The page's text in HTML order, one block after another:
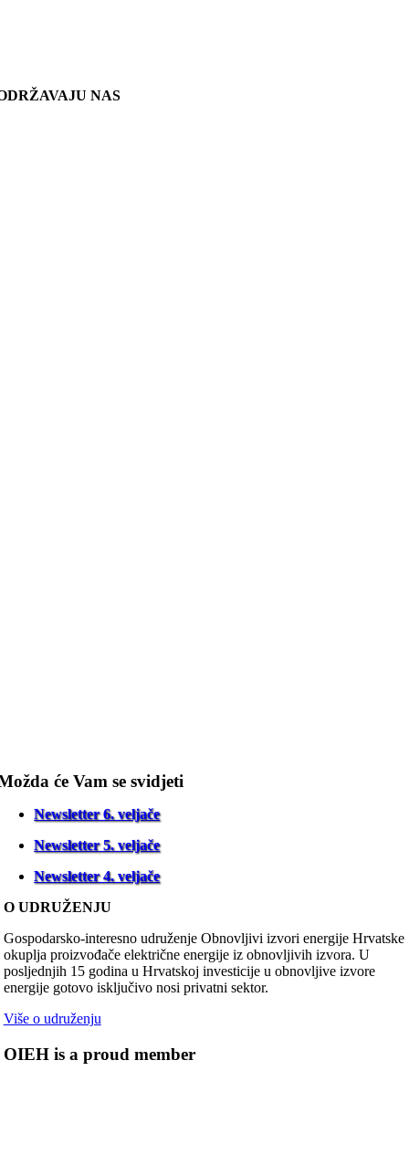
NAS
će Vam se svidjeti
Newsletter 6. veljače
Newsletter 5. veljače
Newsletter 4. veljače
O UDRUŽENJU
Gospodarsko-interesno udruženje Obnovljivi izvori energije Hrvatske
okuplja proizvođače električne energije iz obnovljivih izvora. U
posljednjih 15 godina u Hrvatskoj investicije u obnovljive izvore
energije gotovo isključivo nosi privatni sektor.
Više o udruženju
OIEH is a proud member